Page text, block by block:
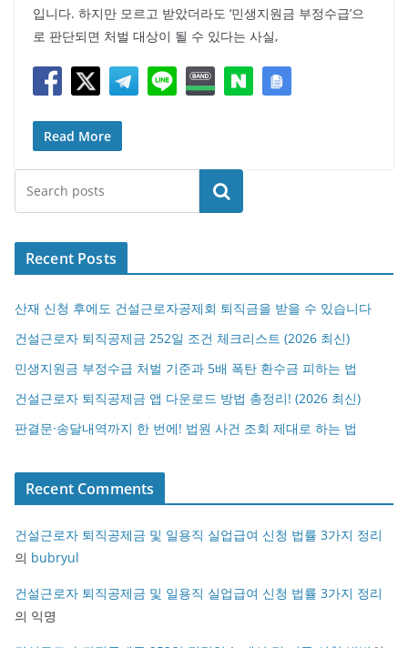
입니다. 하지만 모르고 받았더라도 ‘민생지원금 부정수급’으
로 판단되면 처벌 대상이 될 수 있다는 사실,
Read More
검색
Recent Posts
산재 신청 후에도 건설근로자공제회 퇴직금을 받을 수 있습니다
건설근로자 퇴직공제금 252일 조건 체크리스트 (2026 최신)
민생지원금 부정수급 처벌 기준과 5배 폭탄 환수금 피하는 법
건설근로자 퇴직공제금 앱 다운로드 방법 총정리! (2026 최신)
판결문·송달내역까지 한 번에! 법원 사건 조회 제대로 하는 법
Recent Comments
건설근로자 퇴직공제금 및 일용직 실업급여 신청 법률 3가지 정리
의 bubryul
건설근로자 퇴직공제금 및 일용직 실업급여 신청 법률 3가지 정리
의 익명